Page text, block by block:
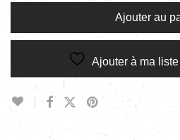
Ajouter au
Ajouter à ma